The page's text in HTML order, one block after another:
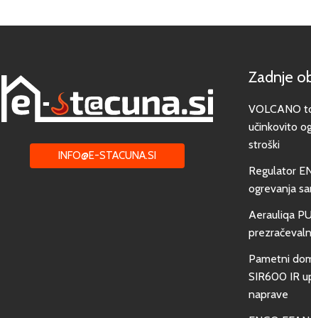
INFO@E-STACUNA.SI
Zadnje
VOLCANO
učinkovito
stroški
Regulator
ogrevanja
Aerauliqa
Pametni
SIR600 IR
naprave